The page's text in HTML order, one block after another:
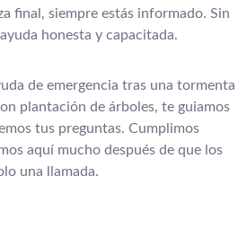
final, siempre estás informado. Sin
honesta y capacitada.
de emergencia tras una tormenta
plantación de árboles, te guiamos
tus preguntas. Cumplimos
aquí mucho después de que los
una llamada.